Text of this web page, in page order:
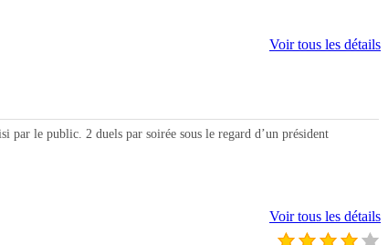
Voir tous les détails
par le public. 2 duels par soirée sous le regard d’un président
Voir tous les détails